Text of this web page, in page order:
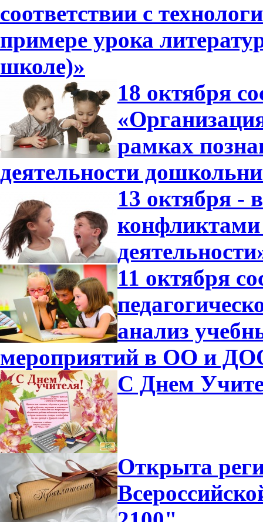
соответствии с
примере урока
школе)»
18 октября
рамках
деятельности
13 октября -
конфликтами
11 октября
анализ
мероприятий в ОО и
С Днем
Открыта